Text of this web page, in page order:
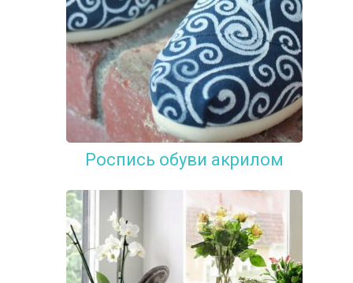
Роспись обуви акрилом